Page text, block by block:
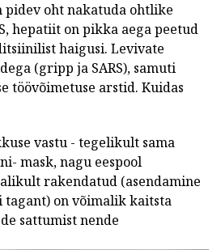
oht nakatuda ohtlike
hepatiit on pikka aega peetud
haigusi. Levivate
(gripp ja SARS), samuti
töövõimetuse arstid. Kuidas
vastu - tegelikult sama
mask, nagu eespool
rakendatud (asendamine
tagant) on võimalik kaitsta
sattumist nende